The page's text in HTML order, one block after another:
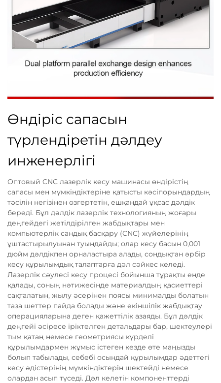
Өндіріс сапасын
түрлендіретін дәлдеу
инженерлігі
Оптовый CNC лазерлік кесу машинасы өндірістің
сапасы мен мүмкіндіктеріне қатысты кәсіпорындардың
тәсілін негізінен өзгертетін, ешқандай ұқсас дәлдік
береді. Бұл дәлдік лазерлік технологияның жоғары
деңгейдегі жетілдірілген жабдықтары мен
компьютерлік сандық басқару (CNC) жүйелерінің
ұштастырылуынан туындайды; олар кесу басын 0,001
дюйм дәлдікпен орналастыра алады, сондықтан әрбір
кесу құрылымдық талаптарға дәл сәйкес келеді.
Лазерлік сәулесі кесу процесі бойынша тұрақты енде
қалады, соның нәтижесінде материалдың қасиеттері
сақталатын, жылу әсерінен поясы минималды болатын
таза шеттер пайда болады және екіншілік жабдықтау
операцияларына деген қажеттілік азаяды. Бұл дәлдік
деңгейі әсіресе іріктелген детальдары бар, шектеулері
тым қатаң немесе геометриясы күрделі
құрылымдармен жұмыс істеген кезде өте маңызды
болып табылады, себебі осындай құрылымдар әдеттегі
кесу әдістерінің мүмкіндіктерін шектейді немесе
олардан асып түседі. Дәл келетін компоненттерді